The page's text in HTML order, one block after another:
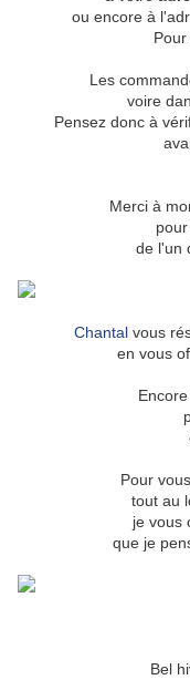
ou encore à
Les
voire
Pensez donc à
Merci à
de l'un
Chantalvous
en vous
Pour
tout au
je vous
que je
Bel